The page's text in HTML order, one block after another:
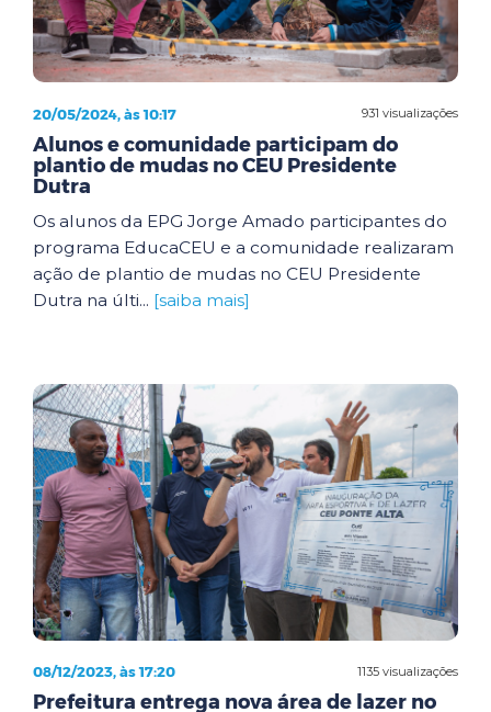
931 visualizações
20/05/2024, às 10:17
Alunos e comunidade participam do
plantio de mudas no CEU Presidente
Dutra
Os alunos da EPG Jorge Amado participantes do
programa EducaCEU e a comunidade realizaram
ação de plantio de mudas no CEU Presidente
Dutra na últi... [saiba mais]
1135 visualizações
08/12/2023, às 17:20
Prefeitura entrega nova área de lazer no